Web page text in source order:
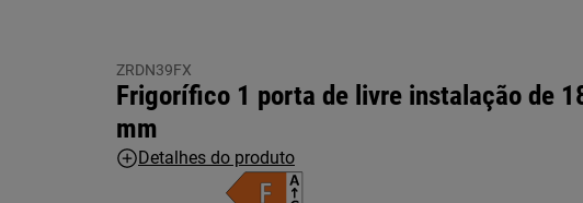
ZRDN39FX
Frigorífico 1 porta de livre instalação de
mm
Detalhes do produto